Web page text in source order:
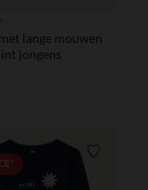
lange mouwen
jongens